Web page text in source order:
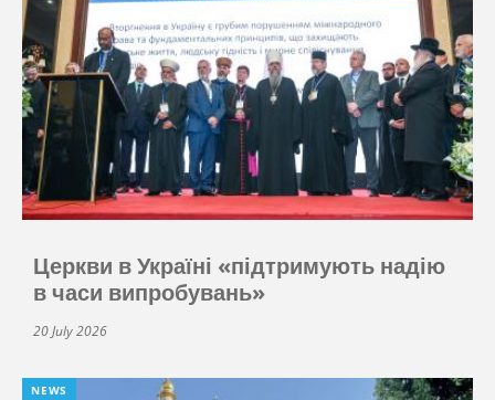
Церкви в Україні «підтримують надію
в часи випробувань»
20 July 2026
NEWS